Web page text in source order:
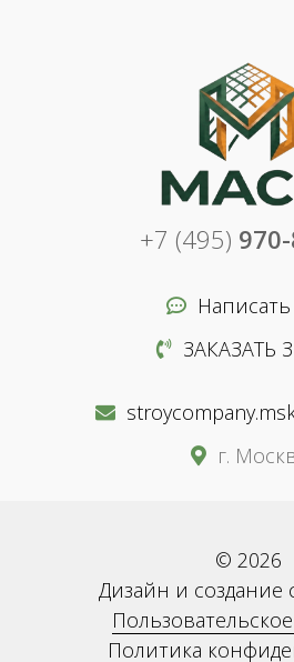
+7 (495)
ЗАКАЗАТЬ
г.
© 2026
Дизайн и создание
Политика